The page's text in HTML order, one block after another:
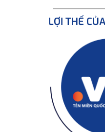
LỢI THẾ